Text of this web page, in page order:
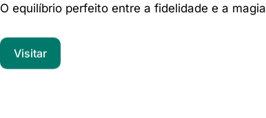
O equilíbrio perfeito entre a fidelidade e a magia
Visitar